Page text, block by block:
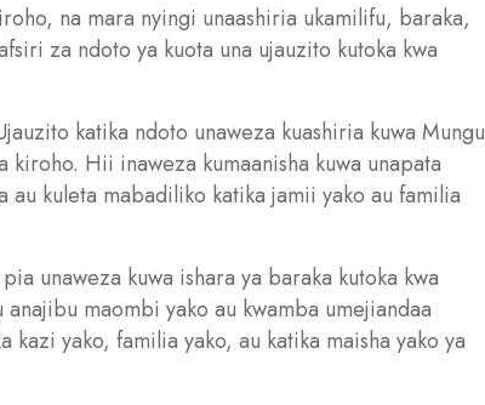
na mara nyingi unaashiria ukamilifu, baraka,
za ndoto ya kuota una ujauzito kutoka kwa
katika ndoto unaweza kuashiria kuwa Mungu
kiroho. Hii inaweza kumaanisha kuwa unapata
au kuleta mabadiliko katika jamii yako au familia
unaweza kuwa ishara ya baraka kutoka kwa
maombi yako au kwamba umejiandaa
yako, familia yako, au katika maisha yako ya